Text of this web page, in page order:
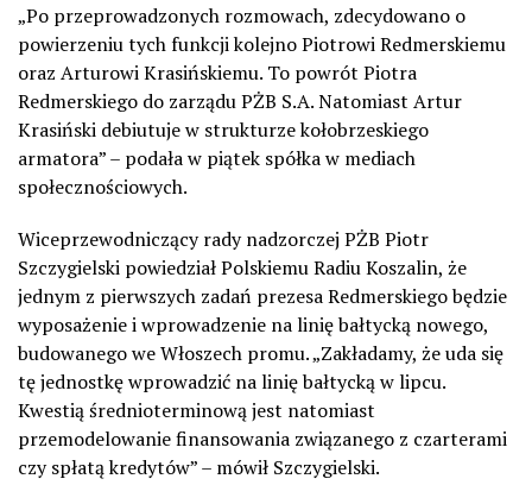
„Po przeprowadzonych rozmowach, zdecydowano o
powierzeniu tych funkcji kolejno Piotrowi Redmerskiemu
oraz Arturowi Krasińskiemu. To powrót Piotra
Redmerskiego do zarządu PŻB S.A. Natomiast Artur
Krasiński debiutuje w strukturze kołobrzeskiego
armatora” – podała w piątek spółka w mediach
społecznościowych.
Wiceprzewodniczący rady nadzorczej PŻB Piotr
Szczygielski powiedział Polskiemu Radiu Koszalin, że
jednym z pierwszych zadań prezesa Redmerskiego będzie
wyposażenie i wprowadzenie na linię bałtycką nowego,
budowanego we Włoszech promu. „Zakładamy, że uda się
tę jednostkę wprowadzić na linię bałtycką w lipcu.
Kwestią średnioterminową jest natomiast
przemodelowanie finansowania związanego z czarterami
czy spłatą kredytów” – mówił Szczygielski.